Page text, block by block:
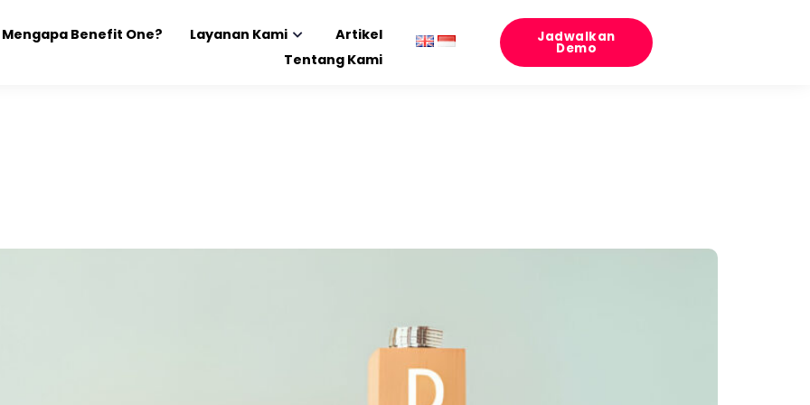
Mengapa Benefit One? Layanan Kami
Artikel
Tentang Kami
Jadwalkan
Demo